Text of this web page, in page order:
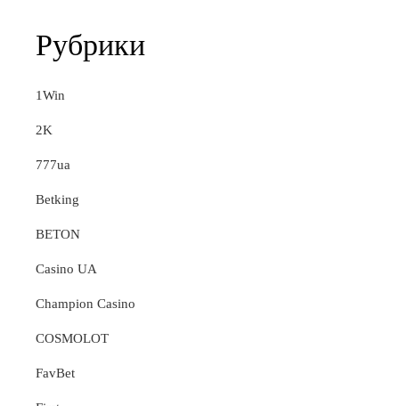
Рубрики
1Win
2K
777ua
Betking
BETON
Casino UA
Champion Casino
COSMOLOT
FavBet